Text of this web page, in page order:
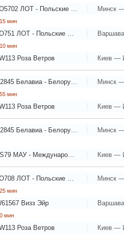
ЛОТ - Польские Авиалинии Минск
мин
ЛОТ - Польские Авиалинии
мин
Роза Ветров Киев —
Белавиа - Белорусские авиалинии Минск
мин
Роза Ветров Киев —
Белавиа - Белорусские авиалинии Минск
МАУ - Международные Авиалинии Украины Киев —
ЛОТ - Польские Авиалинии Минск
мин
Визз Эйр
мин
Роза Ветров Киев —